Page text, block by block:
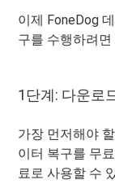
이제 FoneDog
구를 수행하려
1단계: 다운로
가장 먼저해야
이터 복구를 무
료로 사용할 수